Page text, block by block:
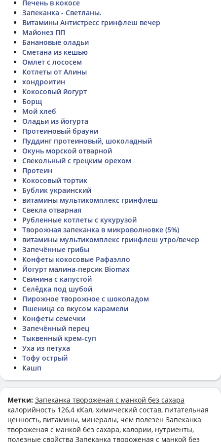
Печень в кокосе
Запеканка - Светланы.
Витамины Антистресс гринфлеш вечер
Майонез ПП
Банановые оладьи
Сметана из кешью
Омлет с лососем
Котлеты от Алины
хондроитин
Кокосовый йогурт
Борщ
Мой хлеб
Оладьи из йогурта
Протеиновый брауни
Пуддинг протеиновый, шоколадный
Окунь морской отварной
Свекольный с грецким орехом
Протеин
Кокосовый тортик
Бублик украинский
витамины мультикомплекс гринфлеш
Свекла отварная
Рубленные котлеты с кукурузой
Творожная запеканка в микроволновке (5%)
витамины мультикомплекс гринфлеш утро/вечер
Запечённые грибы
Конфеты кокосовые Рафаэлло
Йогурт малина-персик Biomax
Свинина с капустой
Селёдка под шубой
Пирожное творожное с шоколадом
Пшеница со вкусом карамели
Конфеты семечки
Запечённый перец
Тыквенный крем-суп
Уха из петуха
Тофу острый
Кашп
Метки: Запеканка твороженая с манкой без сахара
калорийность 126,4 кКал, химический состав, питательная
ценность, витамины, минералы, чем полезен Запеканка
твороженая с манкой без сахара, калории, нутриенты,
полезные свойства Запеканка твороженая с манкой без